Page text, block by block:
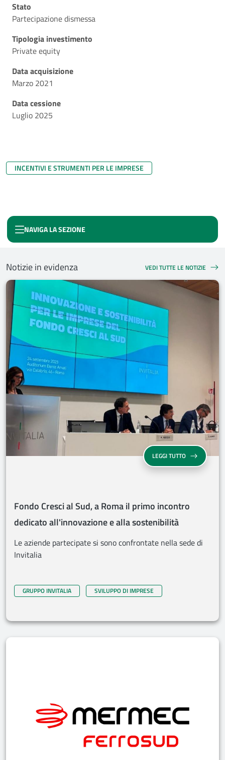
Stato
Partecipazione dismessa
Tipologia investimento
Private equity
Data acquisizione
Marzo 2021
Data cessione
Luglio 2025
INCENTIVI E STRUMENTI PER LE IMPRESE
NAVIGA LA SEZIONE
FONDO CRESCI AL SUD
Notizie in evidenza VEDI TUTTE LE NOTIZIE
NOTIZIE IN EVIDENZA
LEGGI TUTTOFONDO
Fondo Cresci al Sud, a Roma il primo incontro
dedicato all'innovazione e alla sostenibilità
Le aziende partecipate si sono confrontate nella sede di
Invitalia
GRUPPO INVITALIA SVILUPPO DI IMPRESE